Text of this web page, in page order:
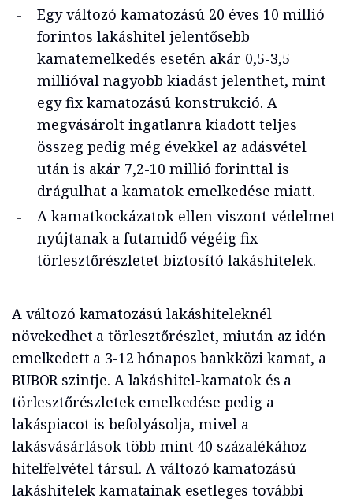
Egy változó kamatozású 20 éves 10 millió
forintos lakáshitel jelentősebb
kamatemelkedés esetén akár 0,5-3,5
millióval nagyobb kiadást jelenthet, mint
egy fix kamatozású konstrukció. A
megvásárolt ingatlanra kiadott teljes
összeg pedig még évekkel az adásvétel
után is akár 7,2-10 millió forinttal is
drágulhat a kamatok emelkedése miatt.
A kamatkockázatok ellen viszont védelmet
nyújtanak a futamidő végéig fix
törlesztőrészletet biztosító lakáshitelek.
A változó kamatozású lakáshiteleknél
növekedhet a törlesztőrészlet, miután az idén
emelkedett a 3-12 hónapos bankközi kamat, a
BUBOR szintje. A lakáshitel-kamatok és a
törlesztőrészletek emelkedése pedig a
lakáspiacot is befolyásolja, mivel a
lakásvásárlások több mint 40 százalékához
hitelfelvétel társul. A változó kamatozású
lakáshitelek kamatainak esetleges további